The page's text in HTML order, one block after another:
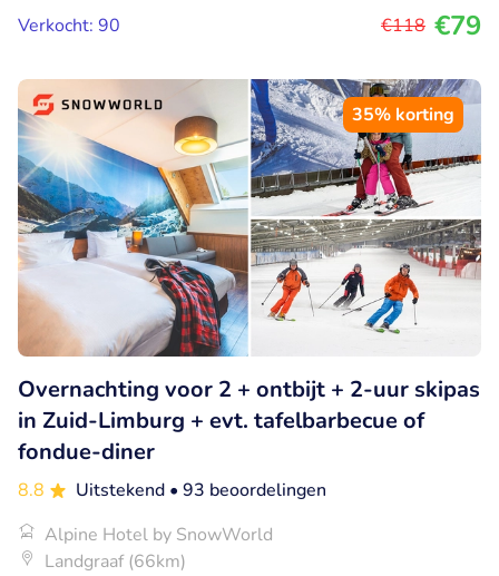
Verkocht: 90
€118 €79
35% korting
Overnachting voor 2 + ontbijt + 2-uur skipas
in Zuid-Limburg + evt. tafelbarbecue of
fondue-diner
8.8 Uitstekend • 93 beoordelingen
Alpine Hotel by SnowWorld
Landgraaf (66km)